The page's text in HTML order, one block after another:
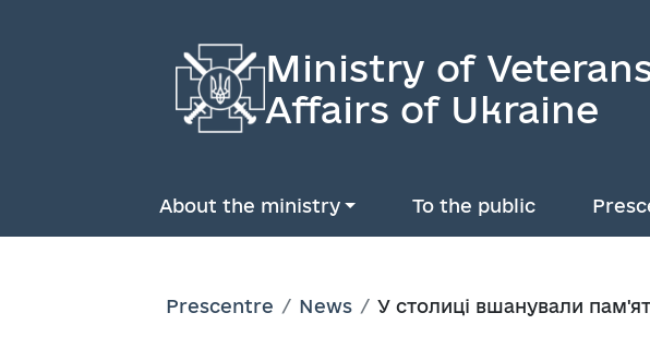
Ministry of
Affairs of Ukraine
About the ministry To the public
Prescentre News У столиці вшанували